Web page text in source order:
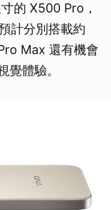
的 X500 Pro，
計分別搭載約
Max 還有機會
覺體驗。